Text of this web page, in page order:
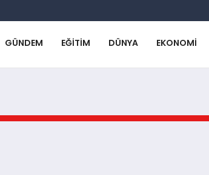
GÜNDEM EĞITIM DÜNYA EKONOMI